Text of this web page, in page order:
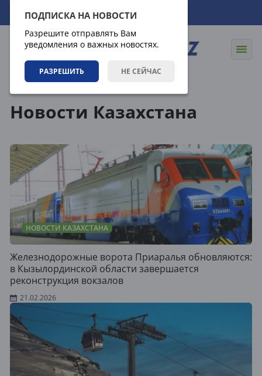
ПОДПИСКА НА НОВОСТИ
Разрешите отправлять Вам
уведомления о важных новостях.
РАЗРЕШИТЬ НЕ СЕЙЧАС
08.08.2026 18:31:45
Новости Казахстана
НОВОСТИ КАЗАХСТАНА
Железнодорожные ворота Приаралья обновляются:
в Кызылординской области завершается
реконструкция вокзалов
21.02.2026